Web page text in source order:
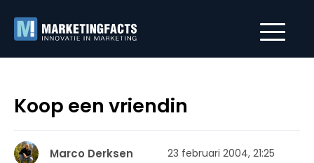
Koop een vriendin
Marco Derksen 23 februari 2004, 21:25